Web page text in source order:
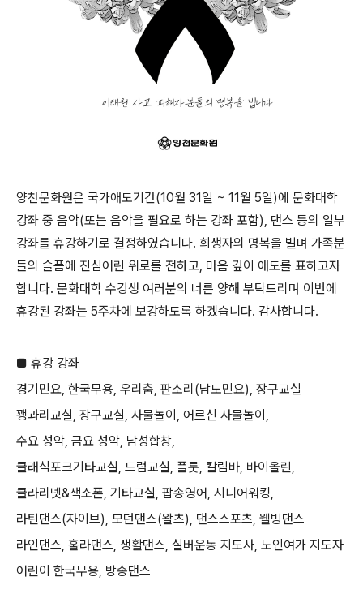
양천문화원은 국가애도기간(10월 31일 ~ 11월 5일)에 문화대학
강좌 중 음악(또는 음악을 필요로 하는 강좌 포함), 댄스 등의 일부
강좌를 휴강하기로 결정하였습니다. 희생자의 명복을 빌며 가족분
들의 슬픔에 진심어린 위로를 전하고, 마음 깊이 애도를 표하고자
합니다. 문화대학 수강생 여러분의 너른 양해 부탁드리며 이번에
휴강된 강좌는 5주차에 보강하도록 하겠습니다. 감사합니다.
■ 휴강 강좌
경기민요, 한국무용, 우리춤, 판소리 (남도민요), 장구교실
꽹과리교실, 장구교실, 사물놀이 , 어르신 사물놀이 ,
수요 성악, 금요 성악, 남성합창,
클래식포크기타교실, 드럼교실, 플룻, 칼림바, 바이올린,
클라리넷&색소폰, 기타교실, 팝송영어, 시니어워킹,
라틴댄스(자이브), 모던댄스(왈츠), 댄스스포츠, 웰빙댄스
라인댄스, 훌라댄스, 생활댄스, 실버운동 지도사, 노인여가 지도자
어린이 한국무용, 방송댄스